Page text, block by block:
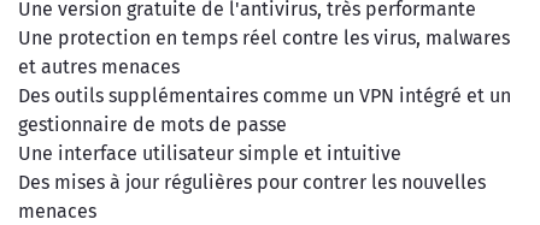
Une version gratuite de l'antivirus, très performante
Une protection en temps réel contre les virus, malwares
et autres menaces
Des outils supplémentaires comme un VPN intégré et un
gestionnaire de mots de passe
Une interface utilisateur simple et intuitive
Des mises à jour régulières pour contrer les nouvelles
menaces